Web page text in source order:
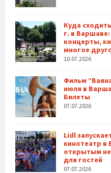
Куда
г. в
концерты,
многое
10.07.2026
Фильм
июля в
Билеты
07.07.2026
Lidl
кинотеатр
открытым
для гостей
07.07.2026